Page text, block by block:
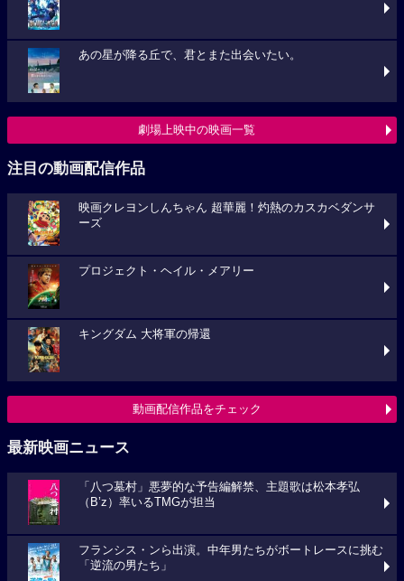
あの星が降る丘で、君とまた出会いたい。
劇場上映中の映画一覧
注目の動画配信作品
映画クレヨンしんちゃん 超華麗！灼熱のカスカベダンサ
ーズ
プロジェクト・ヘイル・メアリー
キングダム 大将軍の帰還
動画配信作品をチェック
最新映画ニュース
「八つ墓村」悪夢的な予告編解禁、主題歌は松本孝弘
（B’z）率いるTMGが担当
フランシス・ンら出演。中年男たちがボートレースに挑む
「逆流の男たち」